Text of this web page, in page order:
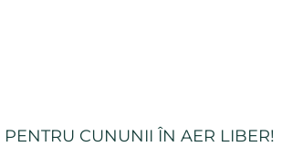
CUNUNII ÎN AER LIBER!